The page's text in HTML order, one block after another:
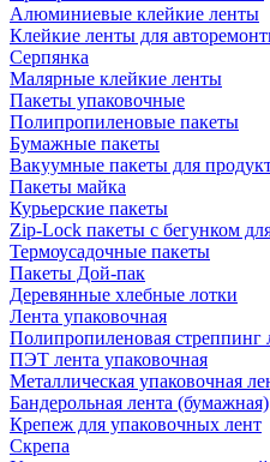
Алюминиевые клейкие ленты
Клейкие ленты для
Серпянка
Малярные клейкие ленты
Пакеты упаковочные
Полипропиленовые пакеты
Бумажные пакеты
Вакуумные пакеты для
Пакеты майка
Курьерские пакеты
Zip-Lock пакеты с бегунком
Термоусадочные пакеты
Пакеты Дой-пак
Деревянные хлебные лотки
Лента упаковочная
Полипропиленовая стреппинг
ПЭТ лента упаковочная
Металлическая упаковочная
Бандерольная лента (бумажная)
Крепеж для упаковочных лент
Скрепа